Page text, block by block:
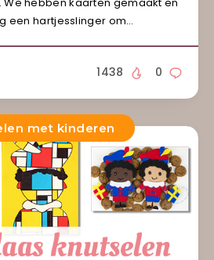
hebben kaarten gemaakt en
een hartjesslinger om…
0
1438
met kinderen